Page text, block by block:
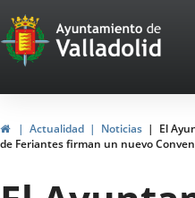
Portal
Web
del
de
InicioActualidad Noticias
El
de Feriantes firman un nuevo